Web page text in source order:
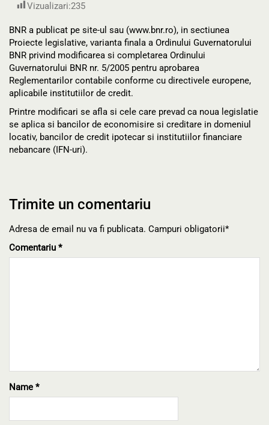
Vizualizari:235
BNR a publicat pe site-ul sau (www.bnr.ro), in sectiunea
Proiecte legislative, varianta finala a Ordinului Guvernatorului
BNR privind modificarea si completarea Ordinului
Guvernatorului BNR nr. 5/2005 pentru aprobarea
Reglementarilor contabile conforme cu directivele europene,
aplicabile institutiilor de credit.
Printre modificari se afla si cele care prevad ca noua legislatie
se aplica si bancilor de economisire si creditare in domeniul
locativ, bancilor de credit ipotecar si institutiilor financiare
nebancare (IFN-uri).
Trimite un comentariu
Adresa de email nu va fi publicata. Campuri obligatorii*
Comentariu *
Name *